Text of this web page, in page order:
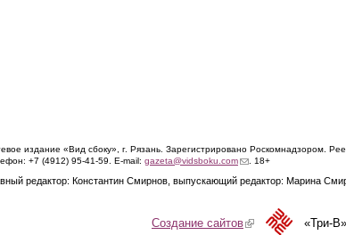
издание «Вид сбоку», г. Рязань. Зарегистрировано Роскомнадзором.
+7 (4912) 95-41-59. E-mail: gazeta@vidsboku.com(link sends e-mail)
. 18+
редактор: Константин Смирнов, выпускающий редактор: Марина
Создание сайтов(link is external)«Три-В»